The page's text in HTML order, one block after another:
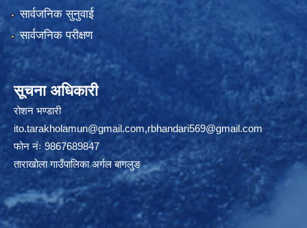
सार्वजनिक सुनुवाई
सार्वजनिक परीक्षण
सूचना अधिकारी
रोशन भण्डारी
ito.tarakholamun@gmail.com,rbhandari569@gmail.com
फोन नंः 9867689847
ताराखोला गाउँपालिका अर्गल बागलुङ